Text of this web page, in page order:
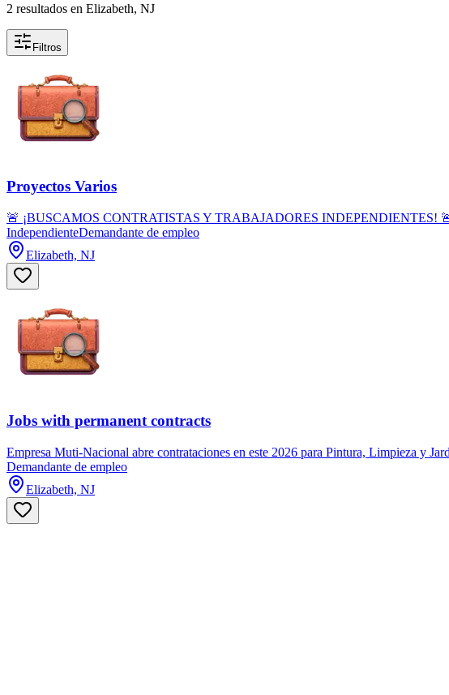
2 resultados en Elizabeth, NJ
Filtros
Proyectos Varios
🚨 ¡BUSCAMOS CONTRATISTAS Y TRABAJADORES INDEPENDIENTES!
IndependienteDemandante de empleo
Elizabeth, NJ
Jobs with permanent contracts
Empresa Muti-Nacional abre contrataciones en este 2026 para Pintura, Limpieza y
Demandante de empleo
Elizabeth, NJ